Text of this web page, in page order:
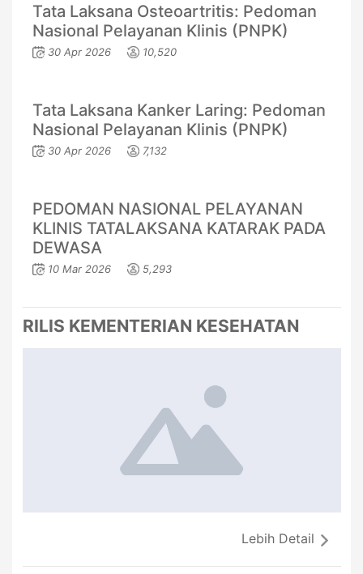
Tata Laksana Osteoartritis: Pedoman
Nasional Pelayanan Klinis (PNPK)
30 Apr 2026 10,520
Tata Laksana Kanker Laring: Pedoman
Nasional Pelayanan Klinis (PNPK)
30 Apr 2026 7,132
PEDOMAN NASIONAL PELAYANAN
KLINIS TATALAKSANA KATARAK PADA
DEWASA
10 Mar 2026 5,293
RILIS KEMENTERIAN KESEHATAN
Lebih Detail